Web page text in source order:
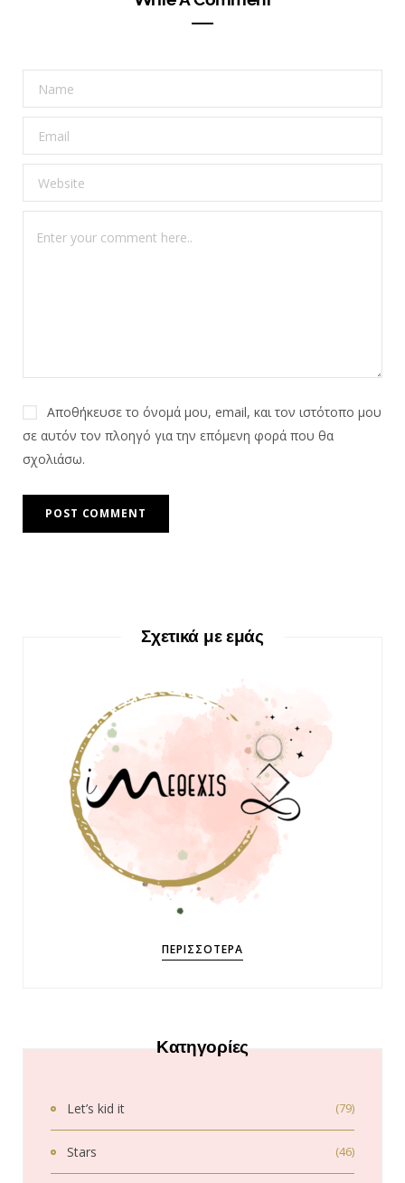
Αποθήκευσε το όνομά μου, email, και τον ιστότοπο μου
σε αυτόν τον πλοηγό για την επόμενη φορά που θα
σχολιάσω.
Σχετικά με εμάς
ΠΕΡΙΣΣΌΤΕΡΑ
Κατηγορίες
Let’s kid it (79)
Stars (46)